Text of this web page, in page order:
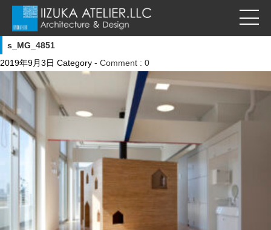
s_MG_4851
2019年9月3日 Category - Comment : 0